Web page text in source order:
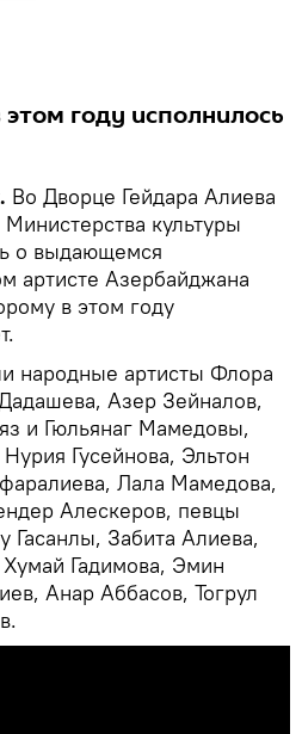
году исполнилось
Во Дворце Гейдара Алиева
культуры
о выдающемся
артисте Азербайджана
в этом году
народные артисты Флора
Азер Зейналов,
и Гюльянаг Мамедовы,
Гусейнова, Эльтон
Лала Мамедова,
Алескеров, певцы
Гасанлы, Забита Алиева,
Гадимова, Эмин
Анар Аббасов, Тогрул